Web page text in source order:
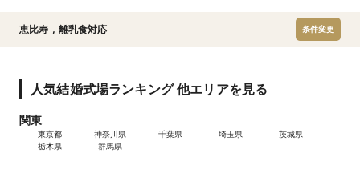
恵比寿 , 離乳食対応 条件変更
人気結婚式場ランキング 他エリアを見る
関東
東京都 神奈川県 千葉県 埼玉県
茨城県
栃木県
群馬県